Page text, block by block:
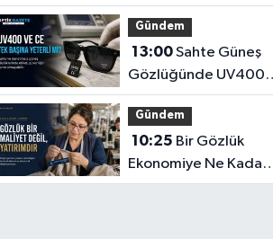
Yılın Yenilikleri
Gündem
13:00Sahte Güneş
Gözlüğünde UV400
ve CE İbaresi Tek
Başına Yeterli mi?
Gündem
10:25
Ekonomiye Ne Kadar
Katkı Sağlayabilir?